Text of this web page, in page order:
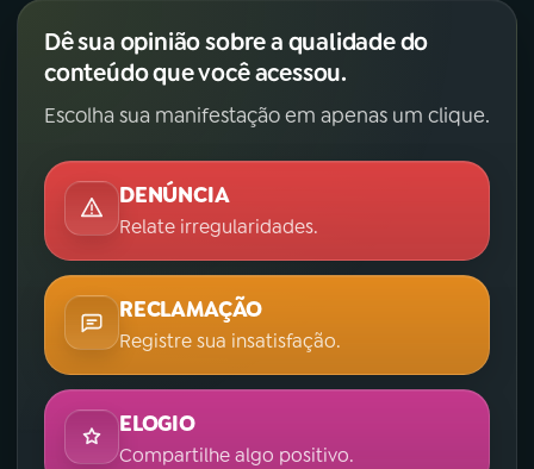
Dê sua opinião sobre a qualidade do
conteúdo que você acessou.
Escolha sua manifestação em apenas um clique.
DENÚNCIA
Relate irregularidades.
RECLAMAÇÃO
Registre sua insatisfação.
ELOGIO
Compartilhe algo positivo.